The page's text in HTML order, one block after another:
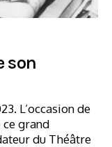
son
L’occasion de
grand
du Théâtre